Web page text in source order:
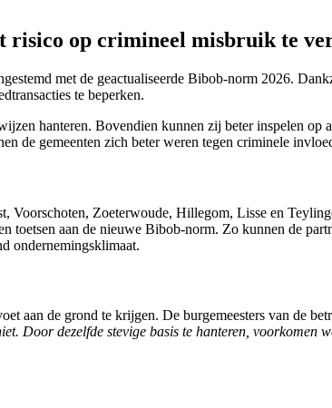
risico op crimineel misbruik te
met de geactualiseerde Bibob-norm 2026.
te beperken.
hanteren. Bovendien kunnen zij beter inspelen op
de gemeenten zich beter weren tegen criminele
Zoeterwoude, Hillegom, Lisse en
toetsen aan de nieuwe Bibob-norm. Zo kunnen de
ondernemingsklimaat.
aan de grond te krijgen. De burgemeesters van de
Door dezelfde stevige basis te hanteren,